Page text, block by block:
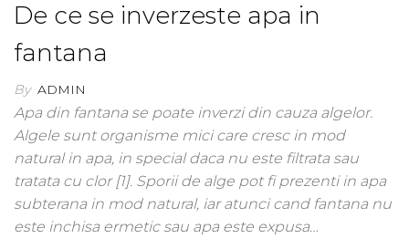
De ce se inverzeste apa in
fantana
By ADMIN
Apa din fantana se poate inverzi din cauza algelor.
Algele sunt organisme mici care cresc in mod
natural in apa, in special daca nu este filtrata sau
tratata cu clor [1]. Sporii de alge pot fi prezenti in apa
subterana in mod natural, iar atunci cand fantana nu
este inchisa ermetic sau apa este expusa…